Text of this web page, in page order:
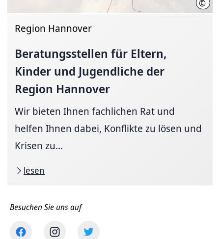
©
Region Hannover
Beratungsstellen für Eltern,
Kinder und Jugendliche der
Region Hannover
Wir bieten Ihnen fachlichen Rat und
helfen Ihnen dabei, Konflikte zu lösen und
Krisen zu...
lesen
Besuchen Sie uns auf